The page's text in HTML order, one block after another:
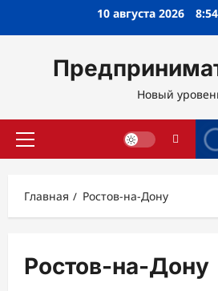
10 августа 2026
Новый
Основное
Главная Ростов-на-Дону
Ростов-на-Дону